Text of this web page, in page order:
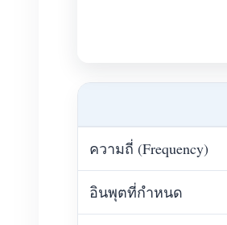
ความถี่ (Frequency)
อินพุตที่กำหนด